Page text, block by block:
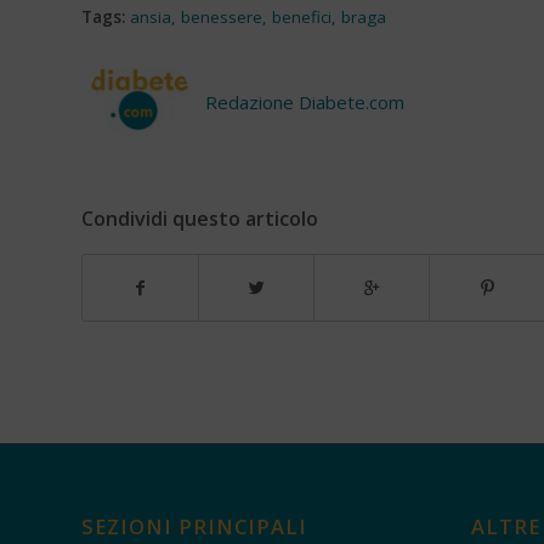
Tags: ansia, benessere, benefici, braga
Redazione Diabete.com
Condividi questo articolo
SEZIONI PRINCIPALI